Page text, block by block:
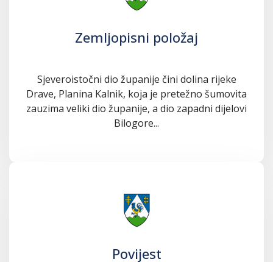
Zemljopisni položaj
Sjeveroistočni dio županije čini dolina rijeke
Drave, Planina Kalnik, koja je pretežno šumovita
zauzima veliki dio županije, a dio zapadni dijelovi
Bilogore...
Povijest